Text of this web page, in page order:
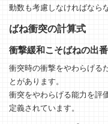
動数も考慮しなければなら
ばね衝突の計算式
衝撃緩和こそばねの出番
衝突時の衝撃をやわらげる
とがあります。
衝突をやわらげる能力を評
定義されています。